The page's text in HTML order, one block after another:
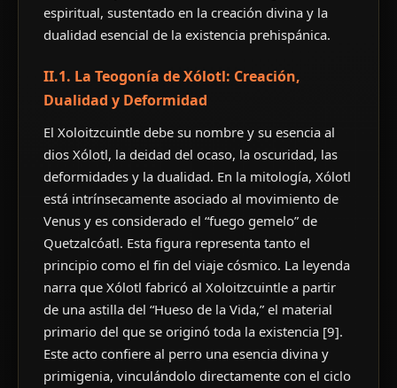
espiritual, sustentado en la creación divina y la
dualidad esencial de la existencia prehispánica.
II.1. La Teogonía de Xólotl: Creación,
Dualidad y Deformidad
El Xoloitzcuintle debe su nombre y su esencia al
dios Xólotl, la deidad del ocaso, la oscuridad, las
deformidades y la dualidad. En la mitología, Xólotl
está intrínsecamente asociado al movimiento de
Venus y es considerado el “fuego gemelo” de
Quetzalcóatl. Esta figura representa tanto el
principio como el fin del viaje cósmico. La leyenda
narra que Xólotl fabricó al Xoloitzcuintle a partir
de una astilla del “Hueso de la Vida,” el material
primario del que se originó toda la existencia [9].
Este acto confiere al perro una esencia divina y
primigenia, vinculándolo directamente con el ciclo